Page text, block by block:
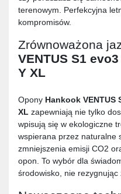
terenowym. Perfekcyjna
kompromisów.
Zrównoważona
VENTUS S1
Y XL
Opony Hankook VENTUS
XL zapewniają nie tylko
wpisują się w ekologiczne
wspierana przez naturalne
zmniejszenia emisji CO2
opon. To wybór dla
środowisko, nie rezygnując